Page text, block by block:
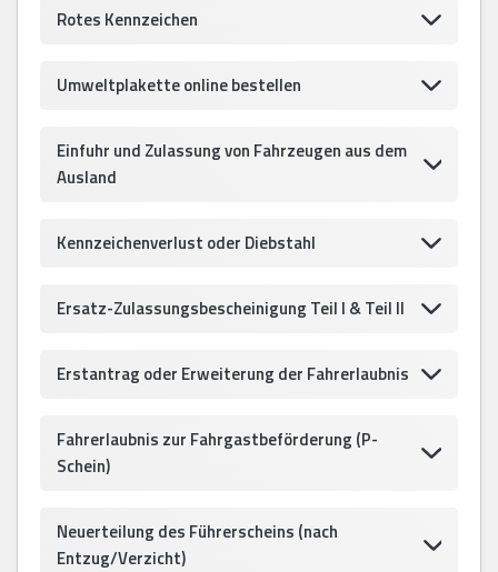
Rotes Kennzeichen
Umweltplakette online bestellen
Einfuhr und Zulassung von Fahrzeugen aus dem
Ausland
Kennzeichenverlust oder Diebstahl
Ersatz-Zulassungsbescheinigung Teil I & Teil II
Erstantrag oder Erweiterung der Fahrerlaubnis
Fahrerlaubnis zur Fahrgastbeförderung (P-
Schein)
Neuerteilung des Führerscheins (nach
Entzug/Verzicht)